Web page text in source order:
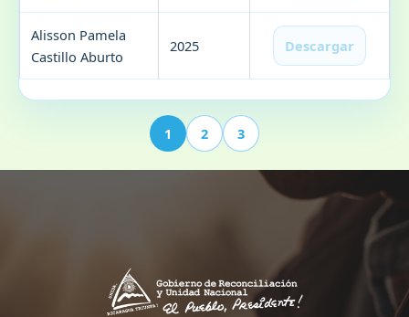
Alisson Pamela
Castillo Aburto
2025 Descargar
1 2 3